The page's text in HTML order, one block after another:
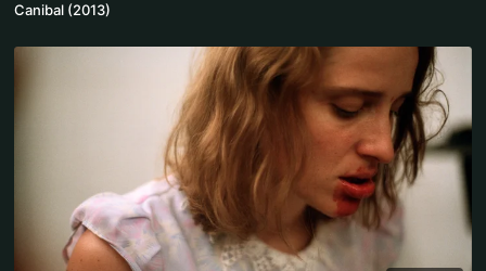
Canibal (2013)